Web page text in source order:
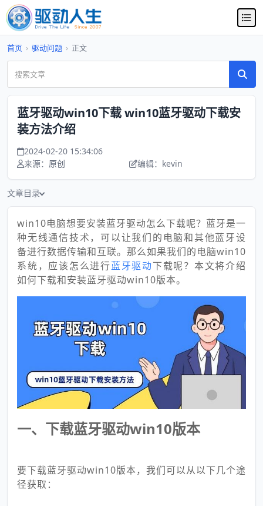
首页 › 驱动问题 › 正文
蓝牙驱动win10下载 win10蓝牙驱动下载安
装方法介绍
2024-02-20 15:34:06
来源：原创
编辑：kevin
文章目录
win10电脑想要安装蓝牙驱动怎么下载呢？蓝牙是一
种无线通信技术，可以让我们的电脑和其他蓝牙设
备进行数据传输和互联。那么如果我们的电脑win10
系统，应该怎么进行蓝牙驱动下载呢？本文将介绍
如何下载和安装蓝牙驱动win10版本。
一、下载蓝牙驱动win10版本
要下载蓝牙驱动win10版本，我们可以从以下几个途
径获取：